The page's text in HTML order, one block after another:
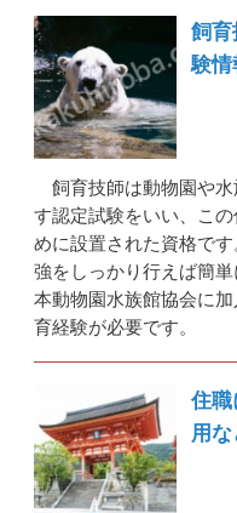
飼育
験情
飼育技師は動物園や
す認定試験をいい、こ
めに設置された資格で
強をしっかり行えば簡
本動物園水族館協会に
育経験が必要です。
住職
用